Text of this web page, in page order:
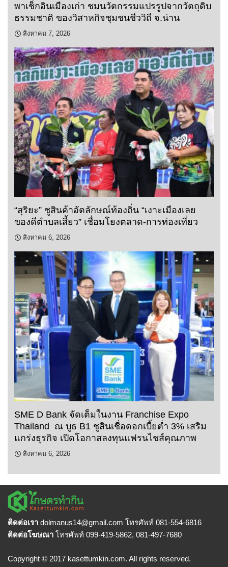
พาเช็กอินเมืองเก่า ชมนวัตกรรมแปรรูปจากวัตถุดิบ
ธรรมชาติ ของวิสาหกิจชุมชนชีววิถี จ.น่าน
สิงหาคม 7, 2026
“สุริยะ” ชูสินค้าอัตลักษณ์ท้องถิ่น “เงาะเมืองเลย
ของดีตำบลเสี้ยว” เชื่อมโยงตลาด-การท่องเที่ยว
สิงหาคม 6, 2026
SME D Bank จัดเต็มในงาน Franchise Expo
Thailand ณ บูธ B1 ชูสินเชื่อดอกเบี้ยต่ำ 3% เสริม
แกร่งธุรกิจ เปิดโอกาสลงทุนแฟรนไชส์คุณภาพ
สิงหาคม 6, 2026
ติดต่อเรา dolmanus14@gmail.com โทรศัพท์ 081-554-6816
ติดต่อโฆษณา โทรศัพท์ 099-419-5862, 081-497-7680
Copyright © 2017 kasettumkin.com. All rights reserved.